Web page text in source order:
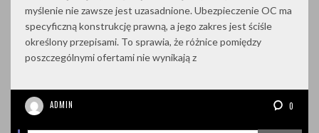
myślenie nie zawsze jest uzasadnione. Ubezpieczenie OC ma
specyficzną konstrukcję prawną, a jego zakres jest ściśle
określony przepisami. To sprawia, że różnice pomiędzy
poszczególnymi ofertami nie wynikają z
ADMIN 0